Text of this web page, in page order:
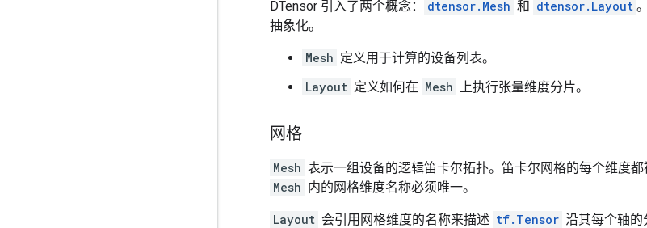
DTensor 引入了两个概念： dtensor.Mesh 和 dtensor.Layout
抽象化。
Mesh 定义用于计算的设备列表。
Layout 定义如何在 Mesh 上执行张量维度分片。
网格
Mesh 表示一组设备的逻辑笛卡尔拓扑。笛卡尔网格的每个维度都
Mesh 内的网格维度名称必须唯一。
Layout 会引用网格维度的名称来描述 tf.Tensor 沿其每个轴的